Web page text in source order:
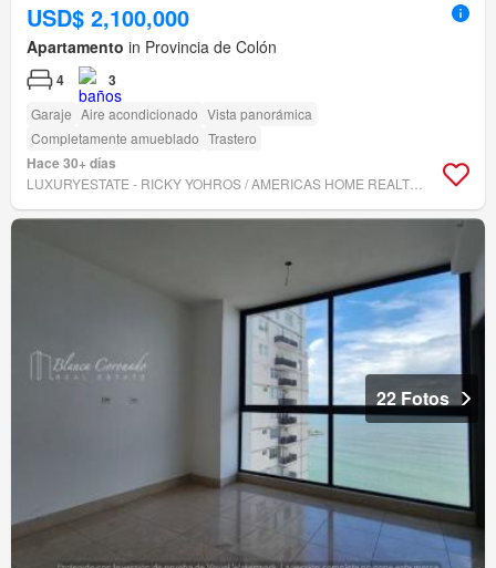
USD$ 2,100,000
Apartamento in Provincia de Colón
4 3
Garaje Aire acondicionado Vista panorámica
Completamente amueblado Trastero
Hace 30+ días
22 Fotos